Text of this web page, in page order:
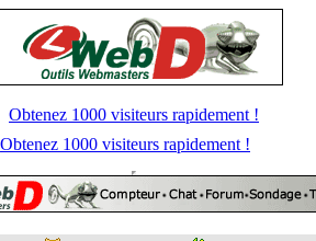
Obtenez 1000 visiteurs rapidement !
Obtenez 1000 visiteurs rapidement !